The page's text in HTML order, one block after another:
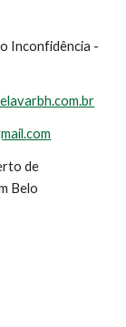
Inconfidência -
de
Belo